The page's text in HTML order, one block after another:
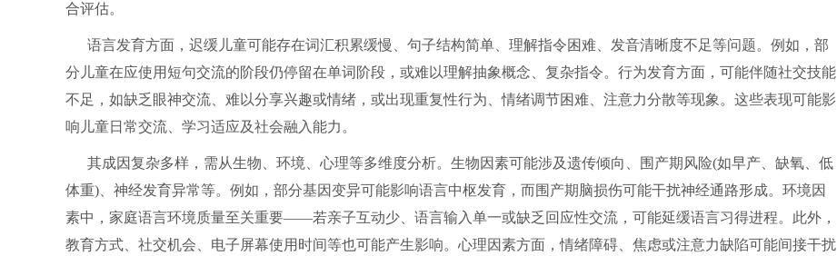
合评估。
语言发育方面，迟缓儿童可能存在词汇积累缓慢、句子结构简单、理解指令困难、发音清晰度不足等问题。例如，部
分儿童在应使用短句交流的阶段仍停留在单词阶段，或难以理解抽象概念、复杂指令。行为发育方面，可能伴随社交技能
不足，如缺乏眼神交流、难以分享兴趣或情绪，或出现重复性行为、情绪调节困难、注意力分散等现象。这些表现可能影
响儿童日常交流、学习适应及社会融入能力。
其成因复杂多样，需从生物、环境、心理等多维度分析。生物因素可能涉及遗传倾向、围产期风险(如早产、缺氧、低
体重)、神经发育异常等。例如，部分基因变异可能影响语言中枢发育，而围产期脑损伤可能干扰神经通路形成。环境因
素中，家庭语言环境质量至关重要——若亲子互动少、语言输入单一或缺乏回应性交流，可能延缓语言习得进程。此外，
教育方式、社交机会、电子屏幕使用时间等也可能产生影响。心理因素方面，情绪障碍、焦虑或注意力缺陷可能间接干扰